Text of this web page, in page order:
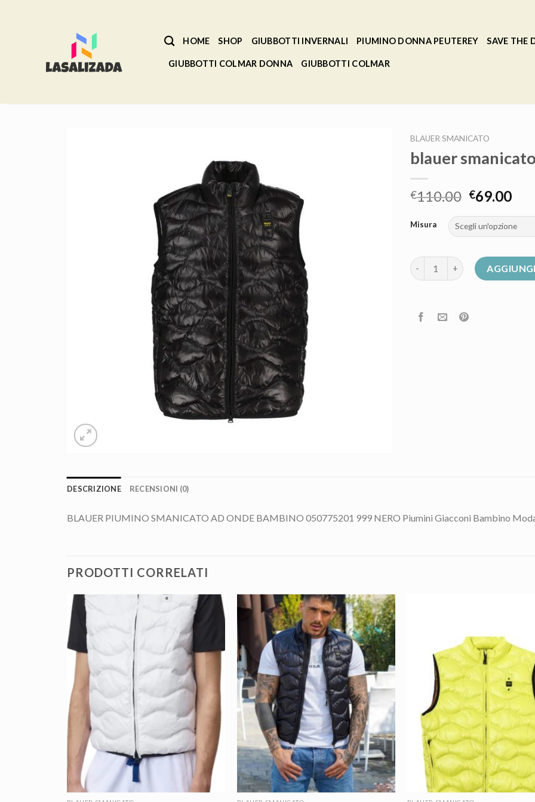
HOME SHOP GIUBBOTTI INVERNALI PIUMINO DONNA PEUTEREY SAVE THE
GIUBBOTTI COLMAR DONNA GIUBBOTTI COLMAR
BLAUER SMANICATO
blauer smanicato
€110.00 €69.00
Misura
blauer smanicato quantità
DESCRIZIONE RECENSIONI (0)
BLAUER PIUMINO SMANICATO AD ONDE BAMBINO 050775201 999 NERO Piumini Giacconi Bambino
PRODOTTI CORRELATI